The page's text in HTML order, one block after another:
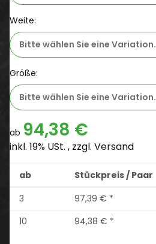
Weite:
Bitte wählen Sie eine Variation.
Größe:
Bitte wählen Sie eine Variation.
ab 94,38 €
inkl. 19% USt. , zzgl. Versand
ab
Stückpreis / Paar
3
97,39 € *
10
94,38 € *